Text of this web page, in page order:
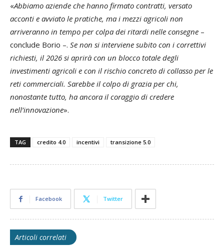
«Abbiamo aziende che hanno firmato contratti, versato
acconti e avviato le pratiche, ma i mezzi agricoli non
arriveranno in tempo per colpa dei ritardi nelle consegne –
conclude Borio –. Se non si interviene subito con i correttivi
richiesti, il 2026 si aprirà con un blocco totale degli
investimenti agricoli e con il rischio concreto di collasso per le
reti commerciali. Sarebbe il colpo di grazia per chi,
nonostante tutto, ha ancora il coraggio di credere
nell’innovazione».
TAG credito 4.0 incentivi transizione 5.0
Facebook Twitter
Articoli correlati